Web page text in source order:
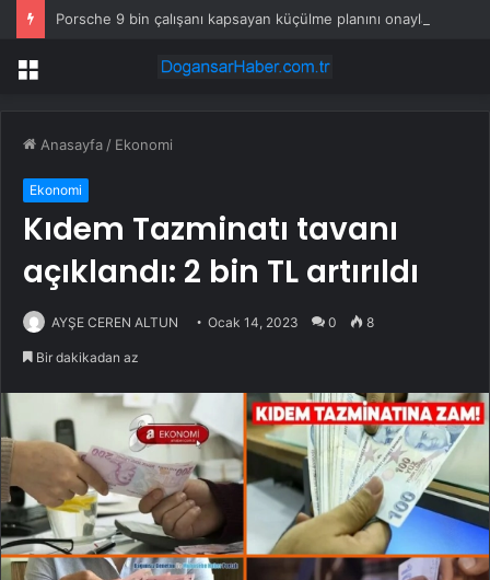
Porsche 9 bin çalışanı kapsayan küçülme planını onayladı
Menü
Anasayfa / Ekonomi
Ekonomi
Kıdem Tazminatı tavanı
açıklandı: 2 bin TL artırıldı
AYŞE CEREN ALTUN Ocak 14, 2023 0 8
Bir dakikadan az